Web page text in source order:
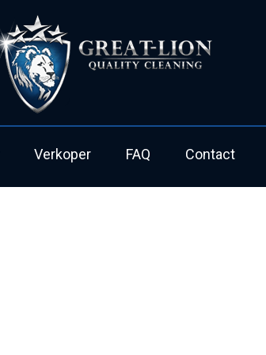
Verkoper FAQ Contact